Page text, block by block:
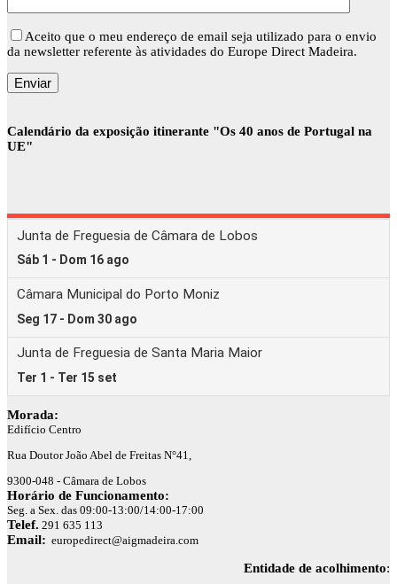
Aceito que o meu endereço de email seja utilizado para o envio
da newsletter referente às atividades do Europe Direct Madeira.
Calendário da exposição itinerante "Os 40 anos de Portugal na
UE"
Morada:
Edifício Centro
Rua Doutor João Abel de Freitas N°41,
9300-048 - Câmara de Lobos
Horário de Funcionamento:
Seg. a Sex. das 09:00-13:00/14:00-17:00
Telef. 291 635 113
Email: europedirect@aigmadeira.com
Entidade de acolhimento: